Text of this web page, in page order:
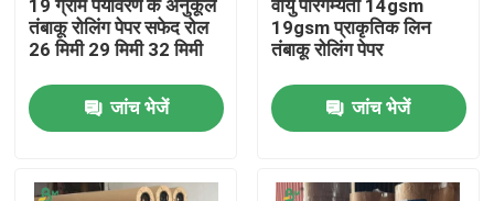
होम
19 ग्राम पर्यावरण के अनुकूल
तंबाकू रोलिंग पेपर सफेद रोल
26 मिमी 29 मिमी 32 मिमी
जांच भेजें
वायु पारगम्यता 14gsm
19gsm प्राकृतिक लिन
तंबाकू रोलिंग पेपर
जांच भेजें